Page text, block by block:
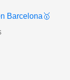
Barcelona🥇